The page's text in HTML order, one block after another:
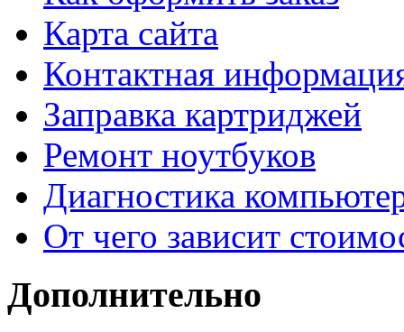
Карта сайта
Контактная
Заправка картриджей
Ремонт ноутбуков
Диагностика
От чего зависит
Дополнительно